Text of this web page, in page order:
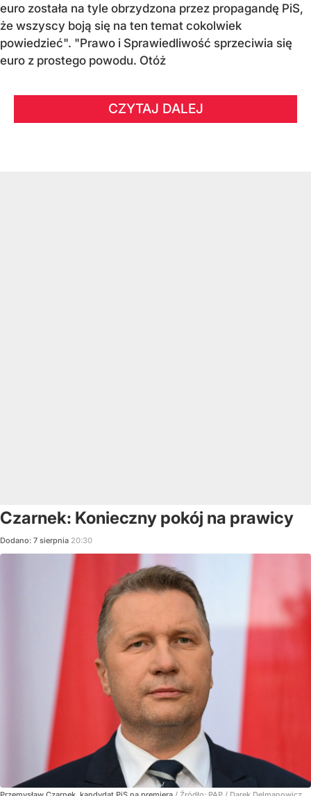
euro została na tyle obrzydzona przez propagandę PiS,
że wszyscy boją się na ten temat cokolwiek
powiedzieć". "Prawo i Sprawiedliwość sprzeciwia się
euro z prostego powodu. Otóż
CZYTAJ DALEJ
Czarnek: Konieczny pokój na prawicy
Dodano: 7 sierpnia 20:30